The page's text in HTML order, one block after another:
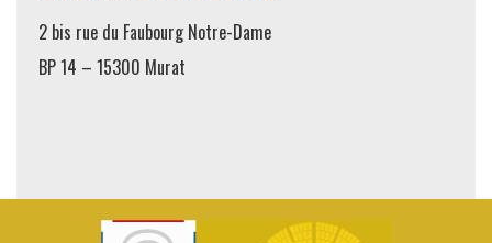
2 bis rue du Faubourg Notre-Dame
BP 14 – 15300 Murat